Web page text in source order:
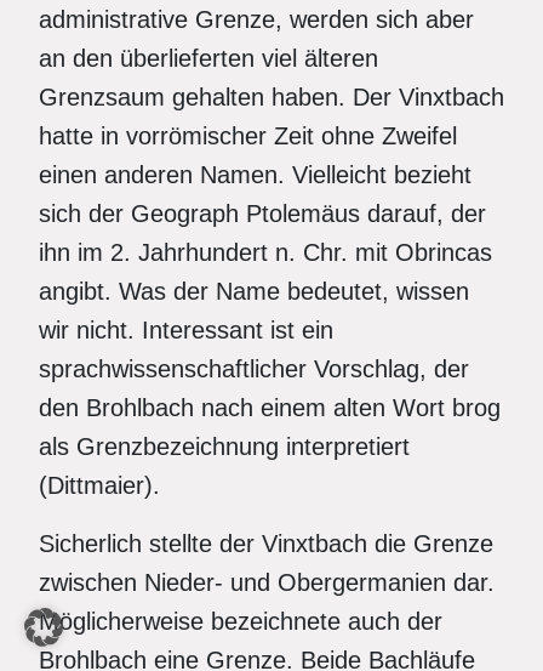
administrative Grenze, werden sich aber
an den überlieferten viel älteren
Grenzsaum gehalten haben. Der Vinxtbach
hatte in vorrömischer Zeit ohne Zweifel
einen anderen Namen. Vielleicht bezieht
sich der Geograph Ptolemäus darauf, der
ihn im 2. Jahrhundert n. Chr. mit Obrincas
angibt. Was der Name bedeutet, wissen
wir nicht. Interessant ist ein
sprachwissenschaftlicher Vorschlag, der
den Brohlbach nach einem alten Wort brog
als Grenzbezeichnung interpretiert
(Dittmaier).
Sicherlich stellte der Vinxtbach die Grenze
zwischen Nieder- und Obergermanien dar.
Möglicherweise bezeichnete auch der
Brohlbach eine Grenze. Beide Bachläufe